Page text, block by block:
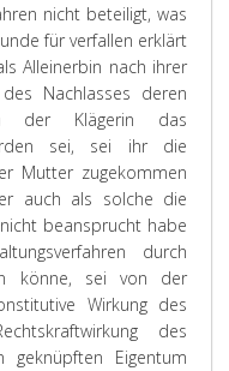
nicht beteiligt, was
für verfallen erklärt
Alleinerbin nach ihrer
Nachlasses deren
der Klägerin das
sei, sei ihr die
Mutter zugekommen
auch als solche die
beansprucht habe
durch
könne, sei von der
Wirkung des
des
geknüpften Eigentum